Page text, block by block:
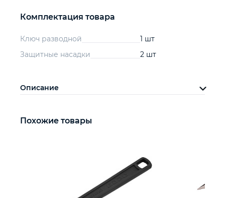
Комплектация товара
Ключ разводной
1 шт
Защитные насадки
2 шт
Описание
Похожие товары